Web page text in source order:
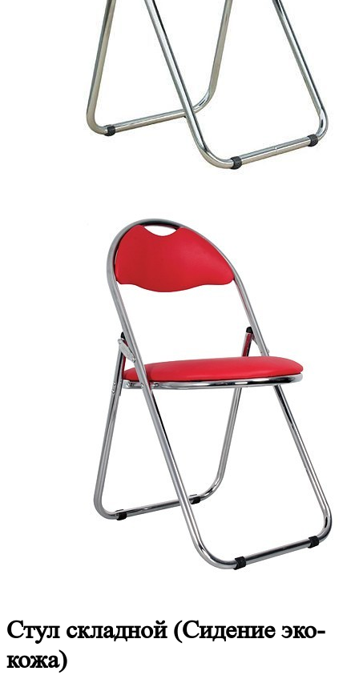
Стул складной (Сидение эко-
кожа)